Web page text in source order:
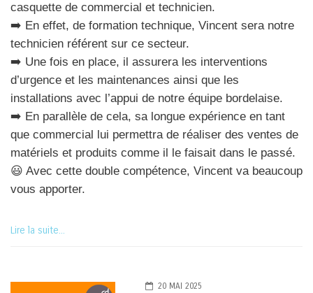
casquette de commercial et technicien.
➡️ En effet, de formation technique, Vincent sera notre
technicien référent sur ce secteur.
➡️ Une fois en place, il assurera les interventions
d’urgence et les maintenances ainsi que les
installations avec l’appui de notre équipe bordelaise.
➡️ En parallèle de cela, sa longue expérience en tant
que commercial lui permettra de réaliser des ventes de
matériels et produits comme il le faisait dans le passé.
😃 Avec cette double compétence, Vincent va beaucoup
vous apporter.
Lire la suite...
20 MAI 2025